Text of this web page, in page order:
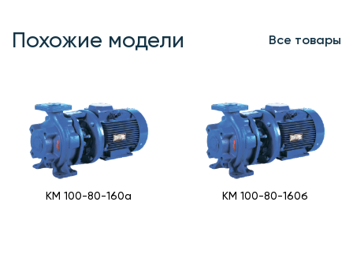
Похожие модели Все товары
КМ 100-80-160a КМ 100-80-160б